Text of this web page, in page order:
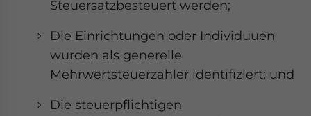
Steuersatzbesteuert werden;
Die Einrichtungen oder Individuuen
wurden als generelle
Mehrwertsteuerzahler identifiziert; und
Die steuerpflichtigen